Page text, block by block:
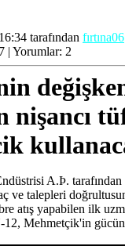
tarafından fırtına06
| Yorumlar: 2
nişancı
A.Þ. tarafından
ve talepleri
atış yapabilen ilk
Mehmetçik'in